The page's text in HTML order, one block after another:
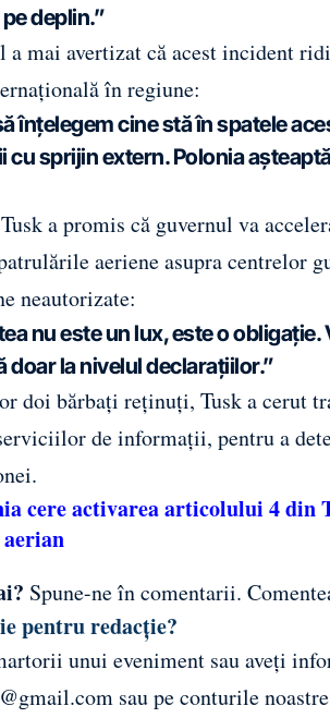
deplin.”
mai avertizat că acest incident
în regiune:
înţelegem cine stă în spatele
cu sprijin extern. Polonia
a promis că guvernul va
aeriene asupra centrelor
neautorizate:
nu este un lux, este o
doar la nivelul declaraţiilor.”
doi bărbaţi reţinuţi, Tusk a cerut
de informaţii, pentru a
cere activarea articolului 4 din
Spune-ne în comentarii.
pentru redacție?
unui eveniment sau aveți
sau pe conturile